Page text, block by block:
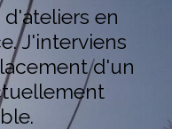
en
J'interviens
d'un